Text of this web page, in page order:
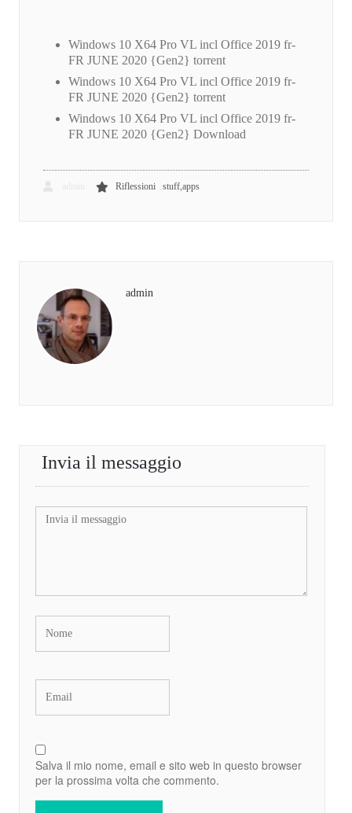
Windows 10 X64 Pro VL incl Office 2019 fr-
FR JUNE 2020 {Gen2} torrent
Windows 10 X64 Pro VL incl Office 2019 fr-
FR JUNE 2020 {Gen2} torrent
Windows 10 X64 Pro VL incl Office 2019 fr-
FR JUNE 2020 {Gen2} Download
Riflessioni stuff,apps
admin
Invia il messaggio
Salva il mio nome, email e sito web in questo browser
per la prossima volta che commento.